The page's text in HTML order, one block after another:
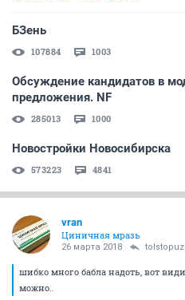
БЗень
107884 1003
Обсуждение кандидатов в
предложения. NF
285013 1000
Новостройки Новосибирска
573223 4841
vran
Циничная мразь
26 марта 2018 tolstopuz
шибко много бабла надоть, вот
можно..